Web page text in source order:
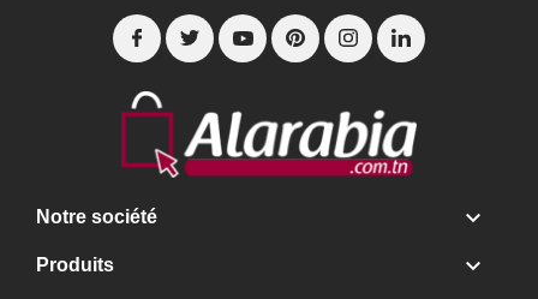
Notre société 
Produits 